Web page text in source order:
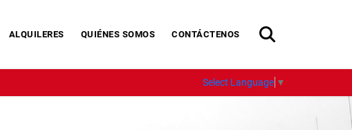
ALQUILERES QUIÉNES SOMOS CONTÁCTENOS
Select Language ▼